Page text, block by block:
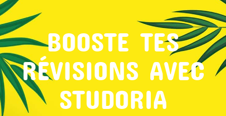
BOOSTE TES
RÉVISIONS AVEC
STUDORIA